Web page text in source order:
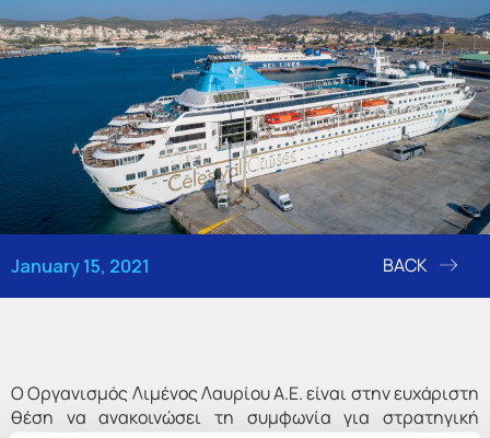
January 15, 2021 BACK
Ο Οργανισμός Λιμένος Λαυρίου Α.Ε. είναι στην ευχάριστη
θέση να ανακοινώσει τη συμφωνία για στρατηγική